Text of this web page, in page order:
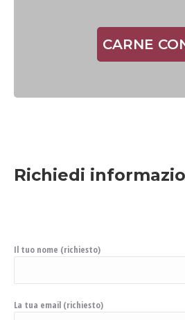
CARNE
Richiedi
Il tuo nome (richiesto)
La tua email (richiesto)